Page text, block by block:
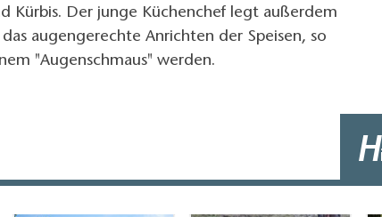
Kürbis. Der junge Küchenchef legt außerdem
augengerechte Anrichten der Speisen, so
"Augenschmaus" werden.
H